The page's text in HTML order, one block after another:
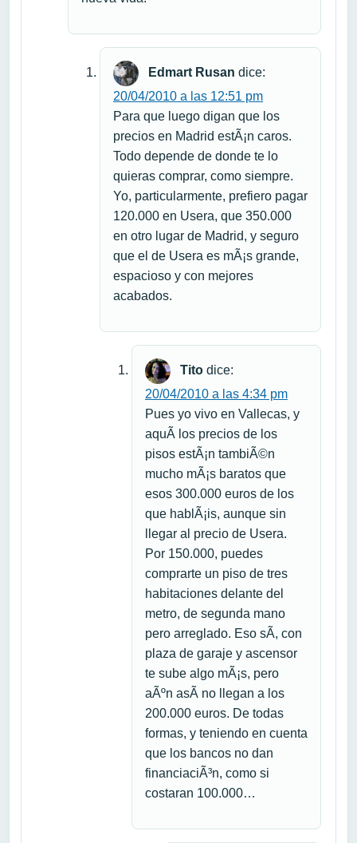
Edmart Rusan dice:
20/04/2010 a las 12:51 pm
Para que luego digan que los
precios en Madrid estÃ¡n caros.
Todo depende de donde te lo
quieras comprar, como siempre.
Yo, particularmente, prefiero pagar
120.000 en Usera, que 350.000
en otro lugar de Madrid, y seguro
que el de Usera es mÃ¡s grande,
espacioso y con mejores
acabados.
Tito dice:
20/04/2010 a las 4:34 pm
Pues yo vivo en Vallecas, y
aquÃ­ los precios de los
pisos estÃ¡n tambiÃ©n
mucho mÃ¡s baratos que
esos 300.000 euros de los
que hablÃ¡is, aunque sin
llegar al precio de Usera.
Por 150.000, puedes
comprarte un piso de tres
habitaciones delante del
metro, de segunda mano
pero arreglado. Eso sÃ­, con
plaza de garaje y ascensor
te sube algo mÃ¡s, pero
aÃºn asÃ­ no llegan a los
200.000 euros. De todas
formas, y teniendo en cuenta
que los bancos no dan
financiaciÃ³n, como si
costaran 100.000…